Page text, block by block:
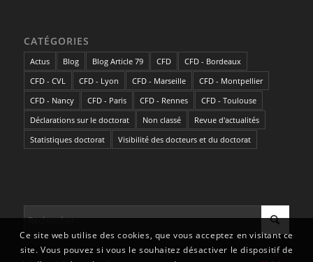
CATÉGORIES
Actus Blog Blog Article 79 CFD
CFD - Bordeaux
CFD - CVL
CFD - Lyon CFD - Marseille
CFD - Montpellier
CFD - Nancy
CFD - Paris CFD - Rennes
CFD - Toulouse
Déclarations sur le doctorat
Non classé
Revue d'actualités
Statistiques doctorat
Visibilité des docteurs et du doctorat
Ce site web utilise des cookies, que vous acceptez en visitant ce
site. Vous pouvez si vous le souhaitez désactiver le dispositif de